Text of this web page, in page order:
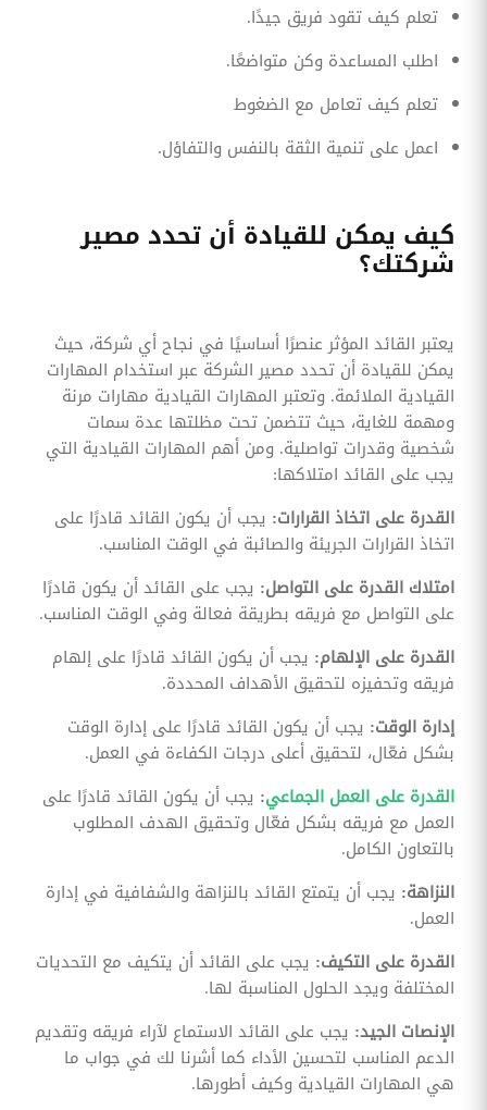
تعلم كيف تقود فريق جيدًا.
اطلب المساعدة وكن متواضعًا.
تعلم كيف تعامل مع الضغوط
اعمل على تنمية الثقة بالنفس والتفاؤل.
كيف يمكن للقيادة أن تحدد مصير
شركتك؟
يعتبر القائد المؤثر عنصرًا أساسيًا في نجاح أي شركة، حيث
يمكن للقيادة أن تحدد مصير الشركة عبر استخدام المهارات
القيادية الملائمة. وتعتبر المهارات القيادية مهارات مرنة
ومهمة للغاية، حيث تتضمن تحت مظلتها عدة سمات
شخصية وقدرات تواصلية. ومن أهم المهارات القيادية التي
يجب على القائد امتلاكها:
القدرة على اتخاذ القرارات: يجب أن يكون القائد قادرًا على
اتخاذ القرارات الجريئة والصائبة في الوقت المناسب.
امتلاك القدرة على التواصل: يجب على القائد أن يكون قادرًا
على التواصل مع فريقه بطريقة فعالة وفي الوقت المناسب.
القدرة على الإلهام: يجب أن يكون القائد قادرًا على إلهام
فريقه وتحفيزه لتحقيق الأهداف المحددة.
إدارة الوقت: يجب أن يكون القائد قادرًا على إدارة الوقت
بشكل فعّال، لتحقيق أعلى درجات الكفاءة في العمل.
القدرة على العمل الجماعي: يجب أن يكون القائد قادرًا على
العمل مع فريقه بشكل فعّال وتحقيق الهدف المطلوب
بالتعاون الكامل.
النزاهة: يجب أن يتمتع القائد بالنزاهة والشفافية في إدارة
العمل.
القدرة على التكيف: يجب على القائد أن يتكيف مع التحديات
المختلفة ويجد الحلول المناسبة لها.
الإنصات الجيد: يجب على القائد الاستماع لآراء فريقه وتقديم
الدعم المناسب لتحسين الأداء كما أشرنا لك في جواب ما
هي المهارات القيادية وكيف أطورها.